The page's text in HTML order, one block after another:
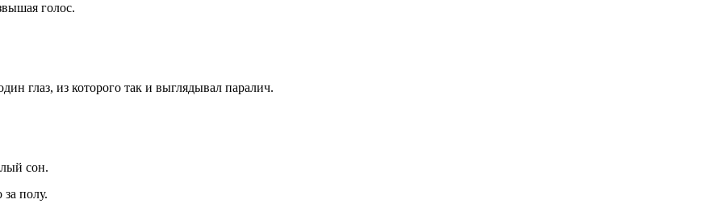
голос.
глаз, из которого так и выглядывал паралич.
сон.
за полу.